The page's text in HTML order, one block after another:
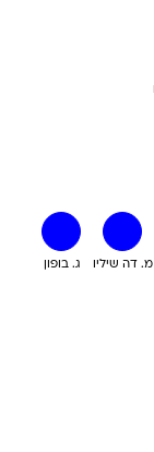
ג. בופון מ. דה שיליו